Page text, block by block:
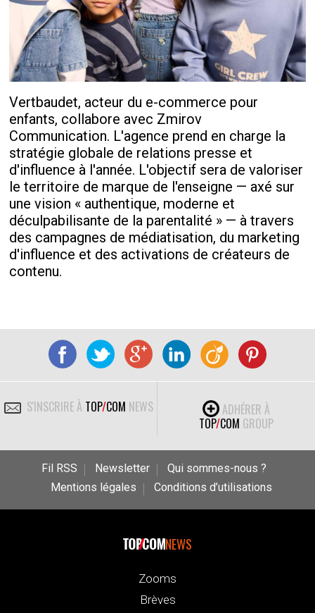
Vertbaudet, acteur du e-commerce pour
enfants, collabore avec Zmirov
Communication. L'agence prend en charge la
stratégie globale de relations presse et
d'influence à l'année. L'objectif sera de valoriser
le territoire de marque de l'enseigne — axé sur
une vision « authentique, moderne et
déculpabilisante de la parentalité » — à travers
des campagnes de médiatisation, du marketing
d'influence et des activations de créateurs de
contenu.
S'INSCRIRE À TOP/COM NEWS
ADHÉRER À
TOP/COM GROUP
Fil RSS Newsletter
Qui sommes-nous ?
Mentions légales
Conditions d’utilisations
NEWS
Zooms
Brèves